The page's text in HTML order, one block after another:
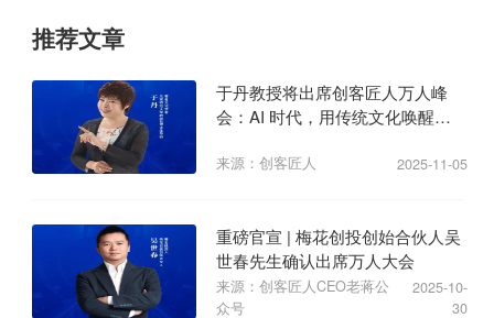
推荐文章
于丹教授将出席创客匠人万人峰
会：AI 时代，用传统文化唤醒商
来源：创客匠人 2025-11-05
重磅官宣 | 梅花创投创始合伙人吴
世春先生确认出席万人大会
来源：创客匠人CEO老蒋公
众号
2025-10-
30